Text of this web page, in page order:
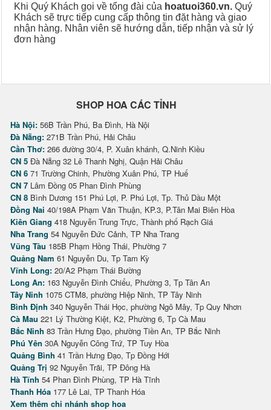
Khi Quý Khách gọi về tổng đài của hoatuoi360.vn. Quý
Khách sẽ trực tiếp cung cấp thông tin đặt hàng và giao
nhận hàng. Nhân viên sẽ hướng dẫn, tiếp nhận và sử lý
đơn hàng
SHOP HOA CÁC TỈNH
Hà Nội: 56B Trần Phú, Ba Đình, Hà Nội
Đà Nẵng: 271B Trần Phú, Hải Châu
Cần Thơ: 266 đường 30/4, P. Xuân khánh, Q.Ninh Kiều
CN 5 Đà Nẵng 32 Lê Thanh Nghị, Quận Hải Châu
CN 6 71 Trường Chinh, Phường Xuân Phú, TP Huế
CN 7 Lâm Đồng 05 Phan Đình Phùng
CN 8 Bình Dương 151 Phú Lợi, P. Phú Lợi, Tp. Thủ Dầu Một
Đồng Nai 40/198A Phạm Văn Thuận, KP.3, P.Tân Mai Biên Hòa
Kiên Giang 418 Nguyễn Trung Trực, Thành phố Rạch Giá
Nha Trang 54 Nguyễn Đức Cảnh, TP Nha Trang
Vũng Tàu 185B Phạm Hồng Thái, Phường 7
Quảng Nam 61 Nguyễn Du, Tp Tam Kỳ
Vĩnh Long: 20/A2 Phạm Thái Bường
Long An: 163 Nguyễn Đình Chiểu, Phường 3, Tp Tân An
Tây Ninh 1075 CTM8, phường Hiệp Ninh, TP Tây Ninh
Bình Định 340 Nguyễn Thái Học, phường Ngô Mây, Tp Quy Nhơn
Cà Mau 221 Lý Thường Kiệt, K2, Phường 6, Tp Cà Mau
Bắc Ninh 83 Trần Hưng Đạo, phường Tiền An, TP Bắc Ninh
Phú Yên 30A Nguyễn Công Trứ, TP Tuy Hòa
Quảng Bình 41 Trần Hưng Đạo, Tp Đồng Hới
Quảng Trị 92 Nguyễn Trãi, TP Đông Hà
Hà Tĩnh 54 Phan Đình Phùng, TP Hà Tĩnh
Thanh Hóa 177 Lê Lai, TP Thanh Hóa
Xem thêm chi nhánh shop hoa